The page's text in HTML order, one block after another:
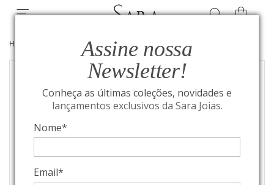
Assine nossa
Newsletter!
Conheça as últimas coleções, novidades e
lançamentos exclusivos da Sara Joias.
Nome*
Email*
HOME ANÉIS